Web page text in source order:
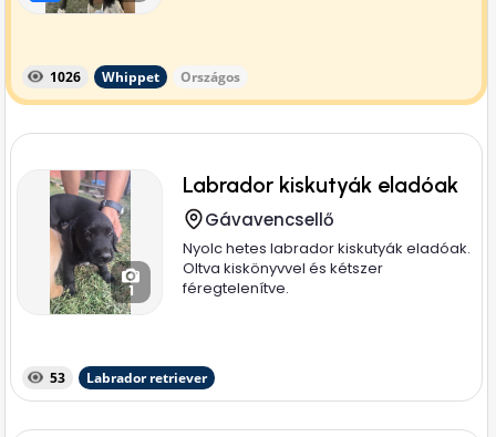
1026 Whippet Országos
1
Labrador kiskutyák eladóak
Gávavencsellő
Nyolc hetes labrador kiskutyák eladóak.
Oltva kiskönyvvel és kétszer
féregtelenítve.
53 Labrador retriever